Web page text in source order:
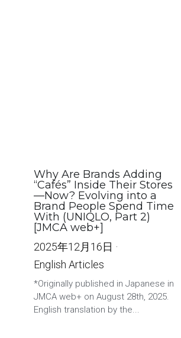
Why Are Brands Adding
“Cafés” Inside Their Stores
—Now? Evolving into a
Brand People Spend Time
With (UNIQLO, Part 2)
[JMCA web+]
2025年12月16日 ·
English Articles
*Originally published in Japanese in
JMCA web+ on August 28th, 2025.
English translation by the...